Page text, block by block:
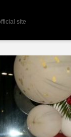
site